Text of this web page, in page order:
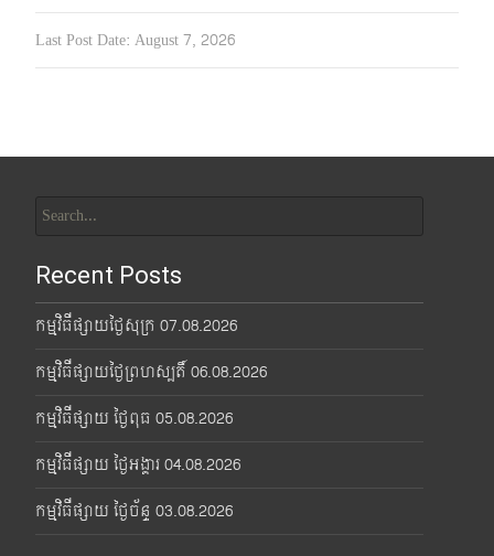
Last Post Date: August 7, 2026
for:
Recent Posts
កម្មវិធីផ្សាយថ្ងៃសុក្រ 07.08.2026
កម្មវិធីផ្សាយថ្ងៃព្រហស្បតិ៍ 06.08.2026
កម្មវិធីផ្សាយ ថ្ងៃពុធ 05.08.2026
កម្មវិធីផ្សាយ ថ្ងៃអង្គារ 04.08.2026
កម្មវិធីផ្សាយ ថ្ងៃច័ន្ទ 03.08.2026